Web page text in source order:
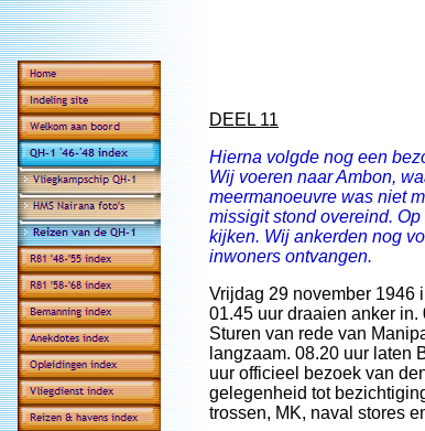
DEEL 11
Hierna volgde nog een
Wij voeren naar Ambon,
meermanoeuvre was niet
missigit stond overeind.
kijken. Wij ankerden nog
inwoners ontvangen.
Vrijdag 29 november 1946
01.45 uur draaien anker in.
Sturen van rede van
langzaam. 08.20 uur laten
uur officieel bezoek van
gelegenheid tot
trossen, MK, naval stores